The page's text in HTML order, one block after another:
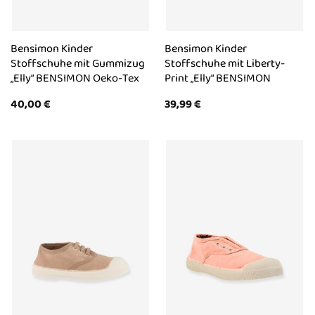
Bensimon Kinder
Stoffschuhe mit Gummizug
„Elly“ BENSIMON Oeko-Tex
40,00€
Bensimon Kinder
Stoffschuhe mit Liberty-
Print „Elly“ BENSIMON
39,99€